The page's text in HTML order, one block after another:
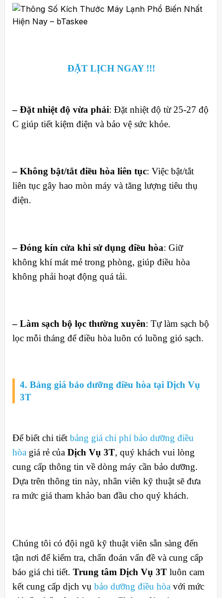
ĐẶT LỊCH NGAY !!!
– Đặt nhiệt độ vừa phải: Đặt nhiệt độ từ 25-27 độ
C giúp tiết kiệm điện và bảo vệ sức khỏe.
– Không bật/tắt điều hòa liên tục: Việc bật/tắt
liên tục gây hao mòn máy và tăng lượng tiêu thụ
điện.
– Đóng kín cửa khi sử dụng điều hòa: Giữ
không khí mát mẻ trong phòng, giúp điều hòa
không phải hoạt động quá tải.
– Làm sạch bộ lọc thường xuyên: Tự làm sạch bộ
lọc mỗi tháng để điều hòa luôn có luồng gió sạch.
4. Bảng giá bảo dưỡng điều hòa tại Dịch Vụ
3T
Để biết chi tiết bảng giá chi phí bảo dưỡng điều
hòagiá rẻ của Dịch Vụ 3T, quý khách vui lòng
cung cấp thông tin về dòng máy cần bảo dưỡng.
Dựa trên thông tin này, nhân viên kỹ thuật sẽ đưa
ra mức giá tham khảo ban đầu cho quý khách.
Chúng tôi có đội ngũ kỹ thuật viên sẵn sàng đến
tận nơi để kiểm tra, chẩn đoán vấn đề và cung cấp
báo giá chi tiết. Trung tâm Dịch Vụ 3Tluôn cam
kết cung cấp dịch vụ bảo dưỡng điều hòa với mức